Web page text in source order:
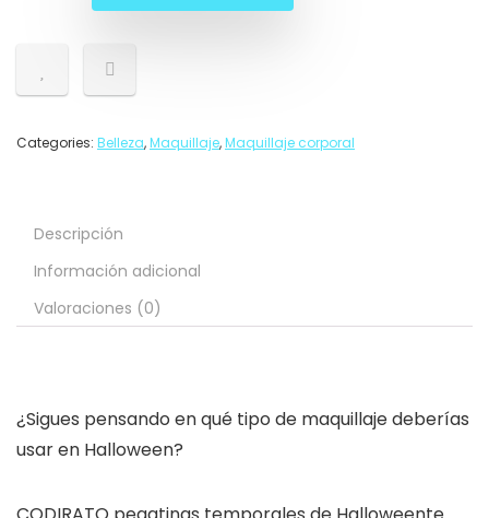
Categories: Belleza,Maquillaje,Maquillaje corporal
Descripción
Información adicional
Valoraciones (0)
¿Sigues pensando en qué tipo de maquillaje deberías
usar en Halloween?